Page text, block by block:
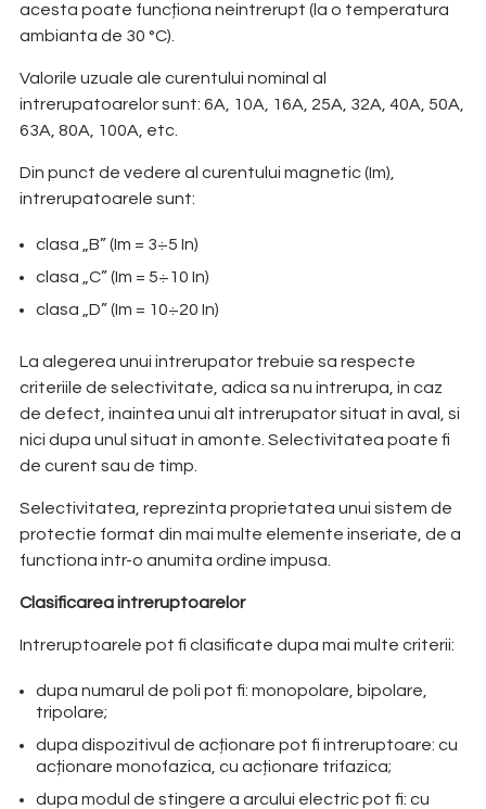
acesta poate funcționa neintrerupt (la o temperatura
ambianta de 30 °C).
Valorile uzuale ale curentului nominal al
intrerupatoarelor sunt: 6A, 10A, 16A, 25A, 32A, 40A, 50A,
63A, 80A, 100A, etc.
Din punct de vedere al curentului magnetic (Im),
intrerupatoarele sunt:
clasa „B” (Im = 3÷5 In)
clasa „C” (Im = 5÷10 In)
clasa „D” (Im = 10÷20 In)
La alegerea unui intrerupator trebuie sa respecte
criteriile de selectivitate, adica sa nu intrerupa, in caz
de defect, inaintea unui alt intrerupator situat in aval, si
nici dupa unul situat in amonte. Selectivitatea poate fi
de curent sau de timp.
Selectivitatea, reprezinta proprietatea unui sistem de
protectie format din mai multe elemente inseriate, de a
functiona intr-o anumita ordine impusa.
Clasificarea intreruptoarelor
Intreruptoarele pot fi clasificate dupa mai multe criterii:
dupa numarul de poli pot fi: monopolare, bipolare,
tripolare;
dupa dispozitivul de acționare pot fi intreruptoare: cu
acționare monofazica, cu acționare trifazica;
dupa modul de stingere a arcului electric pot fi: cu